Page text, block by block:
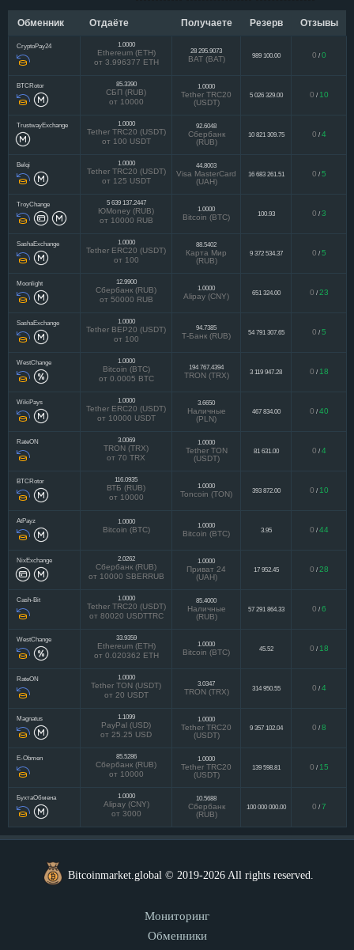
Обменник Отдаёте Получаете Резерв Отзывы
CryptoPay24 1.0000
Ethereum (ETH)
от 3.996377 ETH
28 295.9073
BAT (BAT) 989 100.00 0 / 0
BTCRotor 85.3390
СБП (RUB)
от 10000
1.0000
Tether TRC20
(USDT)
5 026 329.00 0 / 10
TrustwayExchange 1.0000
Tether TRC20 (USDT)
от 100 USDT
92.6048
Сбербанк
(RUB)
10 821 309.75 0 / 4
Belqi 1.0000
Tether TRC20 (USDT)
от 125 USDT
44.8003
Visa MasterCard
(UAH)
16 683 261.51 0 / 5
TroyChange 5 639 137.2447
ЮMoney (RUB)
от 10000 RUB
1.0000
Bitcoin (BTC) 100.93 0 / 3
SashaExchange 1.0000
Tether ERC20 (USDT)
от 100
88.5402
Карта Мир
(RUB)
9 372 534.37 0 / 5
Moonlight 12.9900
Сбербанк (RUB)
от 50000 RUB
1.0000
Alipay (CNY) 651 324.00 0 / 23
SashaExchange 1.0000
Tether BEP20 (USDT)
от 100
94.7385
Т-Банк (RUB) 54 791 307.65 0 / 5
WestChange 1.0000
Bitcoin (BTC)
от 0.0005 BTC
194 767.4394
TRON (TRX) 3 119 947.28 0 / 18
WikiPays 1.0000
Tether ERC20 (USDT)
от 10000 USDT
3.6650
Наличные
(PLN)
467 834.00 0 / 40
RateON 3.0069
TRON (TRX)
от 70 TRX
1.0000
Tether TON
(USDT)
81 631.00 0 / 4
BTCRotor 116.0935
ВТБ (RUB)
от 10000
1.0000
Toncoin (TON) 393 872.00 0 / 10
AtPayz 1.0000
Bitcoin (BTC) 1.0000
Bitcoin (BTC) 3.95 0 / 44
NixExchange 2.0262
Сбербанк (RUB)
от 10000 SBERRUB
1.0000
Приват 24
(UAH)
17 952.45 0 / 28
Cash-Bit 1.0000
Tether TRC20 (USDT)
от 80020 USDTTRC
85.4000
Наличные
(RUB)
57 291 864.33 0 / 6
WestChange 33.9359
Ethereum (ETH)
от 0.020362 ETH
1.0000
Bitcoin (BTC) 45.52 0 / 18
RateON 1.0000
Tether TON (USDT)
от 20 USDT
3.0347
TRON (TRX) 314 950.55 0 / 4
Magnatus 1.1099
PayPal (USD)
от 25.25 USD
1.0000
Tether TRC20
(USDT)
9 357 102.04 0 / 8
E-Obmen 85.5286
Сбербанк (RUB)
от 10000
1.0000
Tether TRC20
(USDT)
139 598.81 0 / 15
БухтаОбмена 1.0000
Alipay (CNY)
от 3000
10.5688
Сбербанк
(RUB)
100 000 000.00 0 / 7
Bitcoinmarket.global © 2019-2026 All rights reserved.
Мониторинг
Обменники